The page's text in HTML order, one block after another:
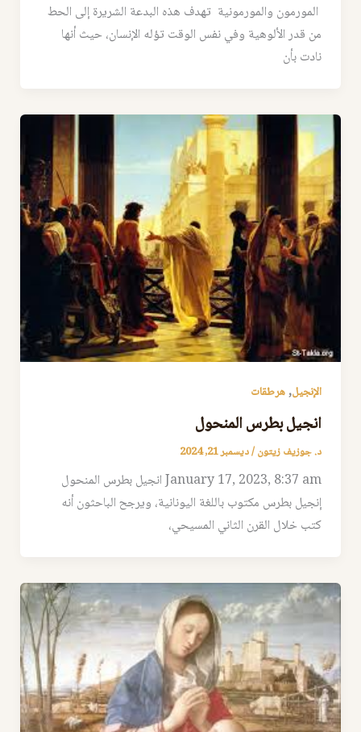
المورمون والمورمونية تهدف هذه البدعة الشريرة إلى الحط
من قدر الألوهية وفي نفس الوقت تؤله الإنسان، حيث أنها
نادت بأن
الإنجيل,هرطقات
انجيل بطرس المنحول
د. جوزيف زيتون/ديسمبر 21, 2024
January 17, 2023, 8:37 am انجيل بطرس المنحول
إنجيل بطرس مكتوب باللغة اليونانية، ويرجح الباحثون أنه
كتب خلال القرن الثاني المسيحي،